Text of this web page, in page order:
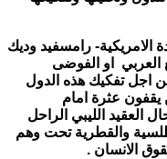
الامريكية- رامسفيد وديك
العربي او الفوضى
اجل تفكيك هذه الدول
يقفون عثرة امام
العقيد الليبي الراحل
والقطرية تحت وهم
الانسان .